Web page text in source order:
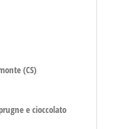
(CS)
e cioccolato